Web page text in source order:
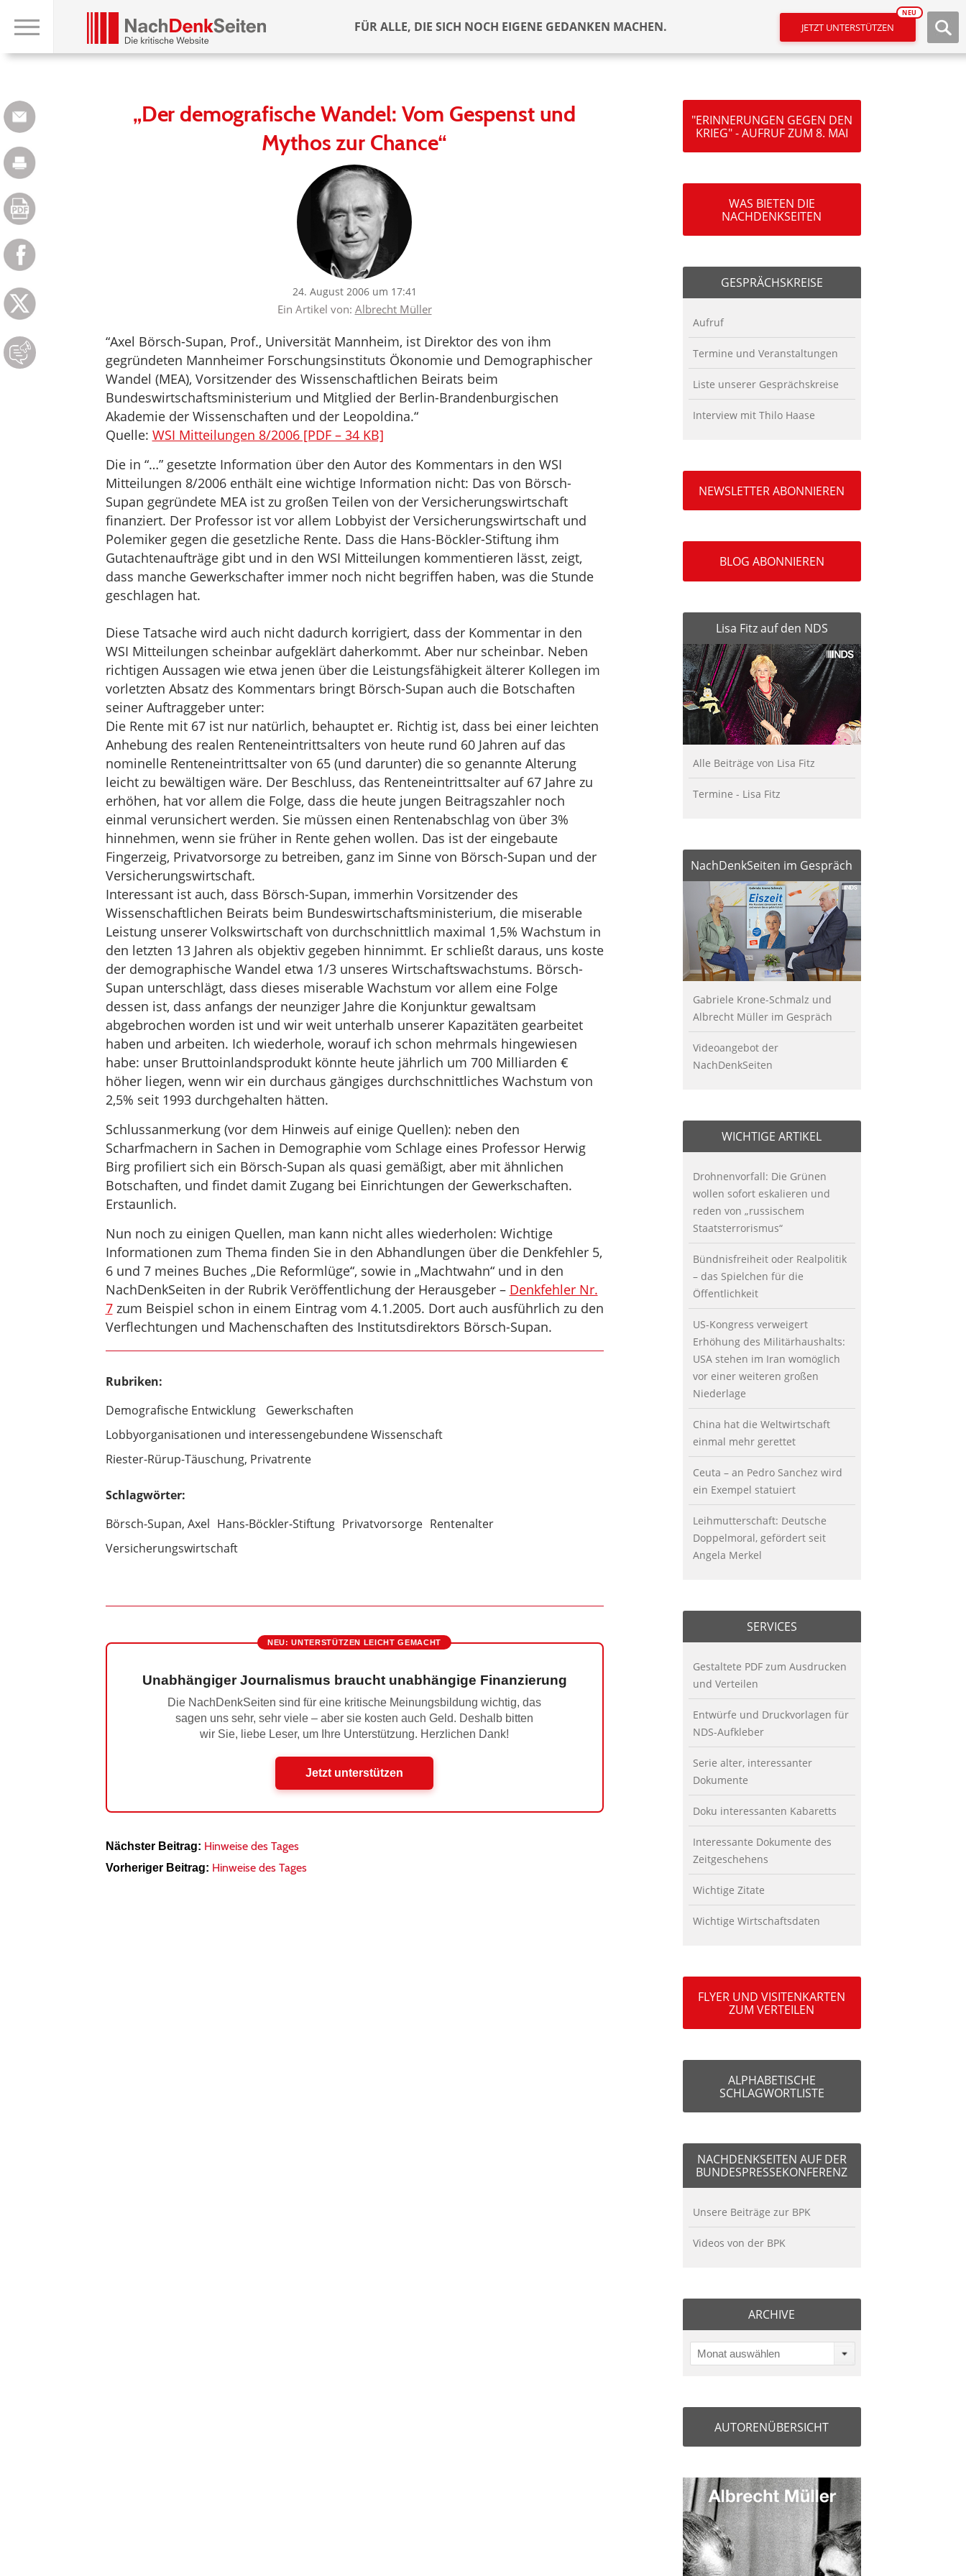
FÜR ALLE, DIE SICH NOCH EIGENE GEDANKEN MACHEN. JETZT UNTERSTÜTZEN
NEU
„Der demografische Wandel: Vom Gespenst und
Mythos zur Chance“
24. August 2006 um 17:41
Ein Artikel von: Albrecht Müller
“Axel Börsch-Supan, Prof., Universität Mannheim, ist Direktor des von ihm
gegründeten Mannheimer Forschungsinstituts Ökonomie und Demographischer
Wandel (MEA), Vorsitzender des Wissenschaftlichen Beirats beim
Bundeswirtschaftsministerium und Mitglied der Berlin-Brandenburgischen
Akademie der Wissenschaften und der Leopoldina.“
Quelle: WSI Mitteilungen 8/2006 [PDF – 34 KB]
Die in “…” gesetzte Information über den Autor des Kommentars in den WSI
Mitteilungen 8/2006 enthält eine wichtige Information nicht: Das von Börsch-
Supan gegründete MEA ist zu großen Teilen von der Versicherungswirtschaft
finanziert. Der Professor ist vor allem Lobbyist der Versicherungswirtschaft und
Polemiker gegen die gesetzliche Rente. Dass die Hans-Böckler-Stiftung ihm
Gutachtenaufträge gibt und in den WSI Mitteilungen kommentieren lässt, zeigt,
dass manche Gewerkschafter immer noch nicht begriffen haben, was die Stunde
geschlagen hat.
Diese Tatsache wird auch nicht dadurch korrigiert, dass der Kommentar in den
WSI Mitteilungen scheinbar aufgeklärt daherkommt. Aber nur scheinbar. Neben
richtigen Aussagen wie etwa jenen über die Leistungsfähigkeit älterer Kollegen im
vorletzten Absatz des Kommentars bringt Börsch-Supan auch die Botschaften
seiner Auftraggeber unter:
Die Rente mit 67 ist nur natürlich, behauptet er. Richtig ist, dass bei einer leichten
Anhebung des realen Renteneintrittsalters von heute rund 60 Jahren auf das
nominelle Renteneintrittsalter von 65 (und darunter) die so genannte Alterung
leicht zu bewältigen wäre. Der Beschluss, das Renteneintrittsalter auf 67 Jahre zu
erhöhen, hat vor allem die Folge, dass die heute jungen Beitragszahler noch
einmal verunsichert werden. Sie müssen einen Rentenabschlag von über 3%
hinnehmen, wenn sie früher in Rente gehen wollen. Das ist der eingebaute
Fingerzeig, Privatvorsorge zu betreiben, ganz im Sinne von Börsch-Supan und der
Versicherungswirtschaft.
Interessant ist auch, dass Börsch-Supan, immerhin Vorsitzender des
Wissenschaftlichen Beirats beim Bundeswirtschaftsministerium, die miserable
Leistung unserer Volkswirtschaft von durchschnittlich maximal 1,5% Wachstum in
den letzten 13 Jahren als objektiv gegeben hinnimmt. Er schließt daraus, uns koste
der demographische Wandel etwa 1/3 unseres Wirtschaftswachstums. Börsch-
Supan unterschlägt, dass dieses miserable Wachstum vor allem eine Folge
dessen ist, dass anfangs der neunziger Jahre die Konjunktur gewaltsam
abgebrochen worden ist und wir weit unterhalb unserer Kapazitäten gearbeitet
haben und arbeiten. Ich wiederhole, worauf ich schon mehrmals hingewiesen
habe: unser Bruttoinlandsprodukt könnte heute jährlich um 700 Milliarden €
höher liegen, wenn wir ein durchaus gängiges durchschnittliches Wachstum von
2,5% seit 1993 durchgehalten hätten.
Schlussanmerkung (vor dem Hinweis auf einige Quellen): neben den
Scharfmachern in Sachen in Demographie vom Schlage eines Professor Herwig
Birg profiliert sich ein Börsch-Supan als quasi gemäßigt, aber mit ähnlichen
Botschaften, und findet damit Zugang bei Einrichtungen der Gewerkschaften.
Erstaunlich.
Nun noch zu einigen Quellen, man kann nicht alles wiederholen: Wichtige
Informationen zum Thema finden Sie in den Abhandlungen über die Denkfehler 5,
6 und 7 meines Buches „Die Reformlüge“, sowie in „Machtwahn“ und in den
NachDenkSeiten in der Rubrik Veröffentlichung der Herausgeber – Denkfehler Nr.
7zum Beispiel schon in einem Eintrag vom 4.1.2005. Dort auch ausführlich zu den
Verflechtungen und Machenschaften des Institutsdirektors Börsch-Supan.
Rubriken:
Demografische Entwicklung
Gewerkschaften
Lobbyorganisationen und interessengebundene Wissenschaft
Riester-Rürup-Täuschung, Privatrente
Schlagwörter:
Börsch-Supan, Axel Hans-Böckler-Stiftung Privatvorsorge Rentenalter
Versicherungswirtschaft
NEU: UNTERSTÜTZEN LEICHT GEMACHT
Unabhängiger Journalismus braucht unabhängige Finanzierung
Die NachDenkSeiten sind für eine kritische Meinungsbildung wichtig, das
sagen uns sehr, sehr viele – aber sie kosten auch Geld. Deshalb bitten
wir Sie, liebe Leser, um Ihre Unterstützung. Herzlichen Dank!
Jetzt unterstützen
Nächster Beitrag: Hinweise des Tages
Vorheriger Beitrag: Hinweise des Tages
"ERINNERUNGEN GEGEN DEN
KRIEG" - AUFRUF ZUM 8. MAI
WAS BIETEN DIE
NACHDENKSEITEN
GESPRÄCHSKREISE
Aufruf
Termine und Veranstaltungen
Liste unserer Gesprächskreise
Interview mit Thilo Haase
NEWSLETTER ABONNIEREN
BLOG ABONNIEREN
Lisa Fitz auf den NDS
Alle Beiträge von Lisa Fitz
Termine - Lisa Fitz
NachDenkSeiten im Gespräch
Gabriele Krone-Schmalz und
Albrecht Müller im Gespräch
Videoangebot der
NachDenkSeiten
WICHTIGE ARTIKEL
Drohnenvorfall: Die Grünen
wollen sofort eskalieren und
reden von „russischem
Staatsterrorismus“
Bündnisfreiheit oder Realpolitik
– das Spielchen für die
Öffentlichkeit
US-Kongress verweigert
Erhöhung des Militärhaushalts:
USA stehen im Iran womöglich
vor einer weiteren großen
Niederlage
China hat die Weltwirtschaft
einmal mehr gerettet
Ceuta – an Pedro Sanchez wird
ein Exempel statuiert
Leihmutterschaft: Deutsche
Doppelmoral, gefördert seit
Angela Merkel
SERVICES
Gestaltete PDF zum Ausdrucken
und Verteilen
Entwürfe und Druckvorlagen für
NDS-Aufkleber
Serie alter, interessanter
Dokumente
Doku interessanten Kabaretts
Interessante Dokumente des
Zeitgeschehens
Wichtige Zitate
Wichtige Wirtschaftsdaten
FLYER UND VISITENKARTEN
ZUM VERTEILEN
ALPHABETISCHE
SCHLAGWORTLISTE
NACHDENKSEITEN AUF DER
BUNDESPRESSEKONFERENZ
Unsere Beiträge zur BPK
Videos von der BPK
ARCHIVE
Monat auswählen
AUTORENÜBERSICHT